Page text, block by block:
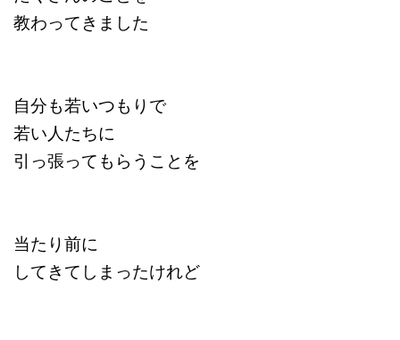
教わってきました
自分も若いつもりで
若い人たちに
引っ張ってもらうことを
当たり前に
してきてしまったけれど